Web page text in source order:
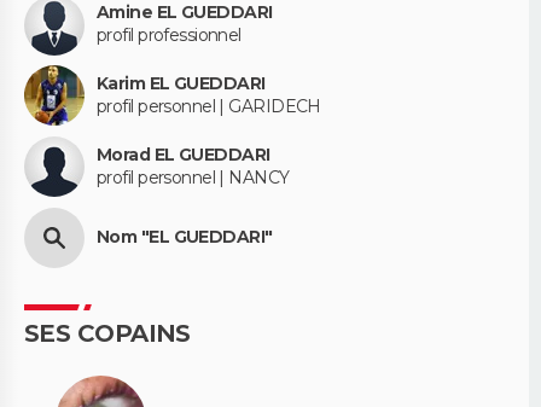
Amine EL GUEDDARI
profil professionnel
Karim EL GUEDDARI
profil personnel | GARIDECH
Morad EL GUEDDARI
profil personnel | NANCY
Nom "EL GUEDDARI"
SES COPAINS